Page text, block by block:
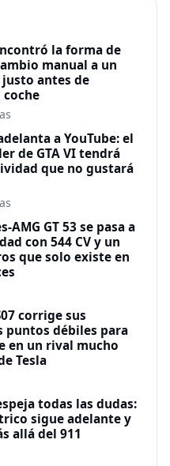
la forma de
manual a un
antes de
coche
a YouTube: el
de GTA VI tendrá
que no gustará
AMG GT 53 se pasa a
con 544 CV y un
que solo existe en
corrige sus
puntos débiles para
en un rival mucho
Tesla
todas las dudas:
sigue adelante y
allá del 911